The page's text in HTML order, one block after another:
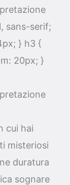
sans-serif;
} h3 {
20px; }
cui hai
misteriosi
duratura
sognare